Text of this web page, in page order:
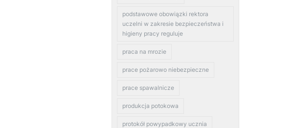
podstawowe obowiązki rektora
uczelni w zakresie bezpieczeństwa i
higieny pracy reguluje
praca na mrozie
prace pożarowo niebezpieczne
prace spawalnicze
produkcja potokowa
protokół powypadkowy ucznia